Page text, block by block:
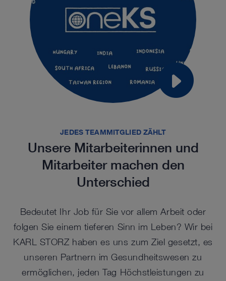
JEDES TEAMMITGLIED ZÄHLT
Unsere Mitarbeiterinnen und
Mitarbeiter machen den
Unterschied
Bedeutet Ihr Job für Sie vor allem Arbeit oder
folgen Sie einem tieferen Sinn im Leben? Wir bei
KARL STORZ haben es uns zum Ziel gesetzt, es
unseren Partnern im Gesundheitswesen zu
ermöglichen, jeden Tag Höchstleistungen zu